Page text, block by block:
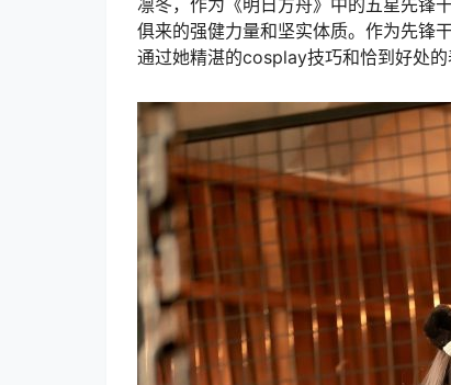
凛冬，作为《明日方舟》中的五星先锋
俱来的强健力量和坚实体质。作为先锋
通过她精湛的cosplay技巧和恰到好处的